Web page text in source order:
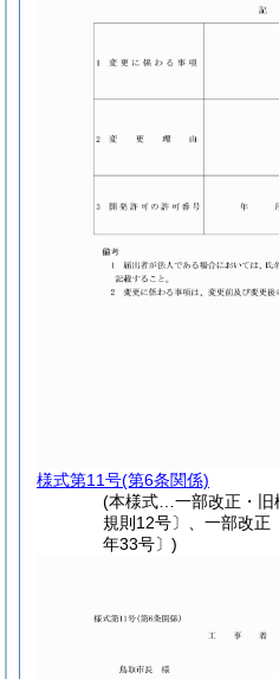
様式第11号(第6条関係)
(本様式…一部改正・
規則12号〕、一部改正
年33号〕)